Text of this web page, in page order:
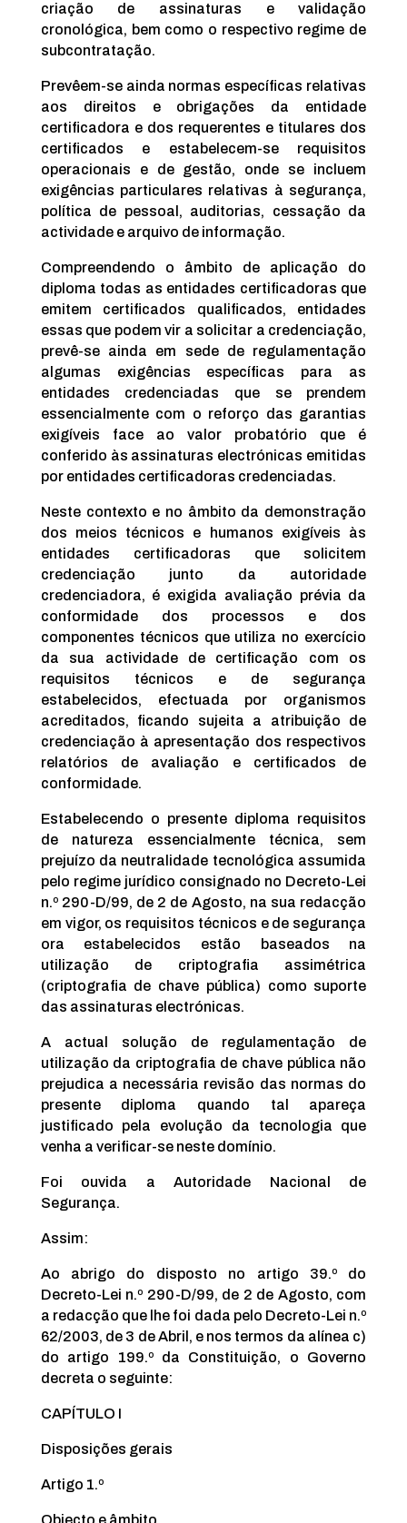
criação de assinaturas e validação
cronológica, bem como o respectivo regime de
subcontratação.
Prevêem-se ainda normas específicas relativas
aos direitos e obrigações da entidade
certificadora e dos requerentes e titulares dos
certificados e estabelecem-se requisitos
operacionais e de gestão, onde se incluem
exigências particulares relativas à segurança,
política de pessoal, auditorias, cessação da
actividade e arquivo de informação.
Compreendendo o âmbito de aplicação do
diploma todas as entidades certificadoras que
emitem certificados qualificados, entidades
essas que podem vir a solicitar a credenciação,
prevê-se ainda em sede de regulamentação
algumas exigências específicas para as
entidades credenciadas que se prendem
essencialmente com o reforço das garantias
exigíveis face ao valor probatório que é
conferido às assinaturas electrónicas emitidas
por entidades certificadoras credenciadas.
Neste contexto e no âmbito da demonstração
dos meios técnicos e humanos exigíveis às
entidades certificadoras que solicitem
credenciação junto da autoridade
credenciadora, é exigida avaliação prévia da
conformidade dos processos e dos
componentes técnicos que utiliza no exercício
da sua actividade de certificação com os
requisitos técnicos e de segurança
estabelecidos, efectuada por organismos
acreditados, ficando sujeita a atribuição de
credenciação à apresentação dos respectivos
relatórios de avaliação e certificados de
conformidade.
Estabelecendo o presente diploma requisitos
de natureza essencialmente técnica, sem
prejuízo da neutralidade tecnológica assumida
pelo regime jurídico consignado no Decreto-Lei
n.º 290-D/99, de 2 de Agosto, na sua redacção
em vigor, os requisitos técnicos e de segurança
ora estabelecidos estão baseados na
utilização de criptografia assimétrica
(criptografia de chave pública) como suporte
das assinaturas electrónicas.
A actual solução de regulamentação de
utilização da criptografia de chave pública não
prejudica a necessária revisão das normas do
presente diploma quando tal apareça
justificado pela evolução da tecnologia que
venha a verificar-se neste domínio.
Foi ouvida a Autoridade Nacional de
Segurança.
Assim:
Ao abrigo do disposto no artigo 39.º do
Decreto-Lei n.º 290-D/99, de 2 de Agosto, com
a redacção que lhe foi dada pelo Decreto-Lei n.º
62/2003, de 3 de Abril, e nos termos da alínea c)
do artigo 199.º da Constituição, o Governo
decreta o seguinte:
CAPÍTULO I
Disposições gerais
Artigo 1.º
Objecto e âmbito